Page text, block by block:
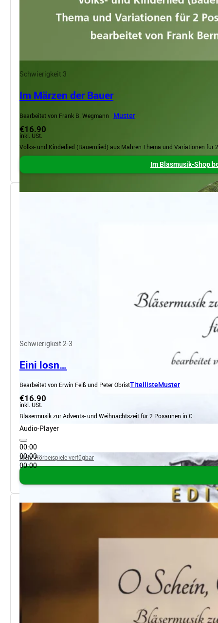
Schwierigkeit 3
Im Märzen der Bauer
Bearbeitet von Frank B. Wegmann Muster
€16.90
inkl. USt.
Volks- und Kinderlied (Bauernlied) aus Mähren Thema und Variationen für
Im Blasmusik-Shop
Schwierigkeit 2-3
Eini losn…
Bearbeitet von Erwin Feiß und Peter ObristTitellisteMuster
€16.90
inkl. USt.
Bläsermusik zur Advents- und Weihnachtszeit für 2 Posaunen in C
Audio-Player
00:00
00:00
00:00
Mehr Hörbeispiele verfügbar